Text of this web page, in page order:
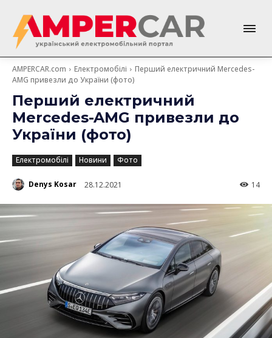
AMPERCAR.com Електромобілі
Перший електричний Mercedes-
AMG привезли до України (фото)
Перший електричний
Mercedes-AMG привезли до
України (фото)
Електромобілі Новини Фото
Denys Kosar 28.12.2021 14